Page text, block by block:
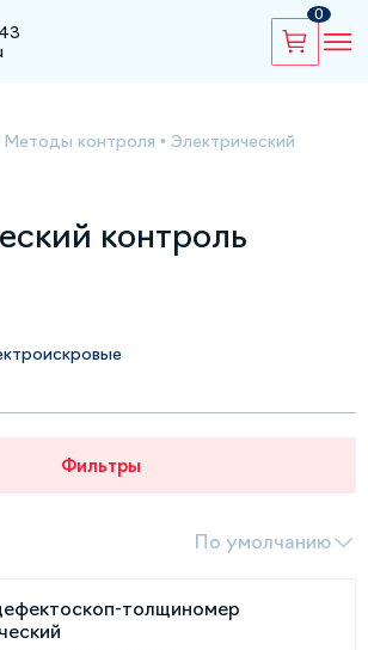
0
Методы контроля • Электрический
контроль
Фильтры
По умолчанию